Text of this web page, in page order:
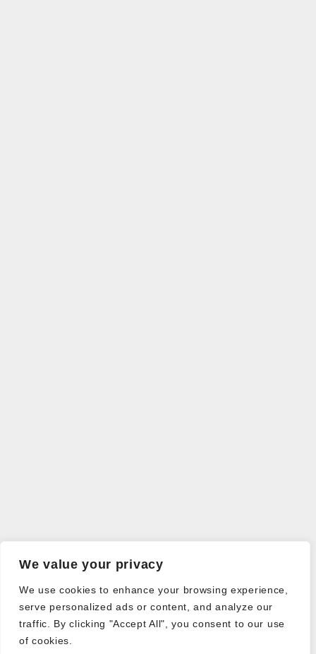
We value your privacy
We use cookies to enhance your browsing experience,
serve personalized ads or content, and analyze our
traffic. By clicking "Accept All", you consent to our use
of cookies.